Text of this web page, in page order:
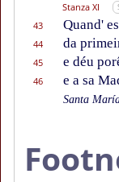
Stanza XI
43 Quand'
44
da
45
e déu
46
e a sa
Santa